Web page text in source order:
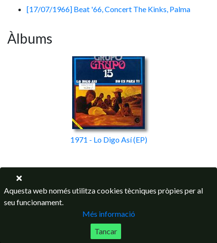
[17/07/1966] Beat '66, Concert The Kinks, Palma
Àlbums
1971 - Lo Digo Así(EP)
Aquesta web només utilitza cookies tècniques pròpies per al
seu funcionament.
Més informació
Tancar